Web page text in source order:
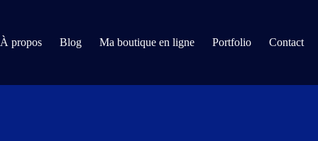
À propos Blog Ma boutique en ligne Portfolio Contact